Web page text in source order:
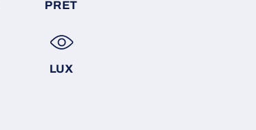
PRET
LUX